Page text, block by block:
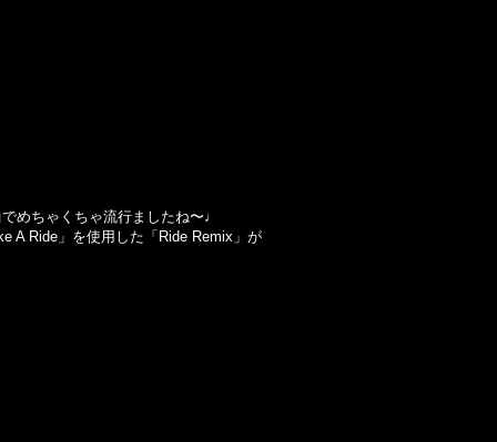
めちゃくちゃ流行ましたね〜♩
A Ride」を使用した「Ride Remix」が